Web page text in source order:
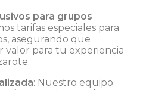
para grupos
tarifas especiales para
asegurando que
valor para tu experiencia
: Nuestro equipo